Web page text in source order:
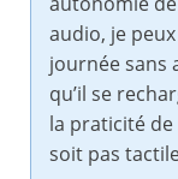
audio, je
journée sans
qu’il se
la praticité de
soit pas